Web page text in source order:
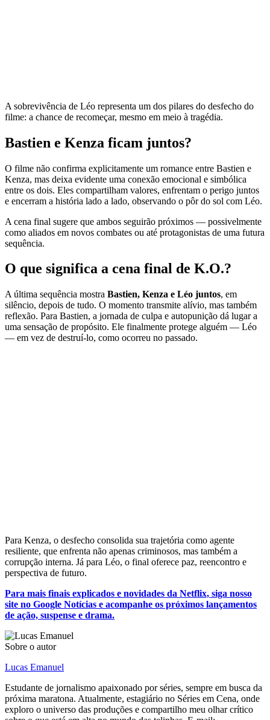
A sobrevivência de Léo representa um dos pilares do desfecho do
filme: a chance de recomeçar, mesmo em meio à tragédia.
Bastien e Kenza ficam juntos?
O filme não confirma explicitamente um romance entre Bastien e
Kenza, mas deixa evidente uma conexão emocional e simbólica
entre os dois. Eles compartilham valores, enfrentam o perigo juntos
e encerram a história lado a lado, observando o pôr do sol com Léo.
A cena final sugere que ambos seguirão próximos — possivelmente
como aliados em novos combates ou até protagonistas de uma futura
sequência.
O que significa a cena final de K.O.?
A última sequência mostra Bastien, Kenza e Léo juntos, em
silêncio, depois de tudo. O momento transmite alívio, mas também
reflexão. Para Bastien, a jornada de culpa e autopunição dá lugar a
uma sensação de propósito. Ele finalmente protege alguém — Léo
— em vez de destruí-lo, como ocorreu no passado.
Para Kenza, o desfecho consolida sua trajetória como agente
resiliente, que enfrenta não apenas criminosos, mas também a
corrupção interna. Já para Léo, o final oferece paz, reencontro e
perspectiva de futuro.
Para mais finais explicados e novidades da Netflix, siga nosso
site no Google Notícias e acompanhe os próximos lançamentos
de ação, suspense e drama.
Sobre o autor
Lucas Emanuel
Estudante de jornalismo apaixonado por séries, sempre em busca da
próxima maratona. Atualmente, estagiário no Séries em Cena, onde
exploro o universo das produções e compartilho meu olhar crítico